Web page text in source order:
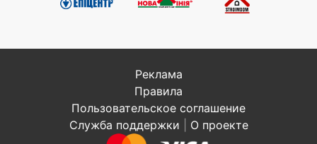
Реклама
Правила
Пользовательское соглашение
Служба поддержки
О проекте